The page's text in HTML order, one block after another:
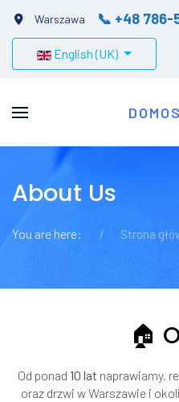
Warszawa 📞 +48 786-
Select your language
English (UK)
About Us
You are here: Strona
🏠
Od ponad 10 lat naprawiamy,
oraz drzwi w Warszawie i